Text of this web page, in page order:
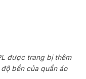
được trang bị thêm
bền của quần áo